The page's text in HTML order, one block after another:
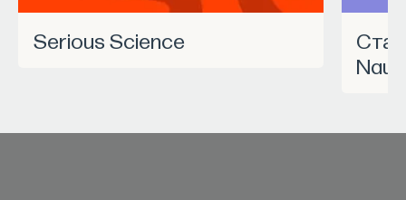
Serious Science
Станьте частью программы